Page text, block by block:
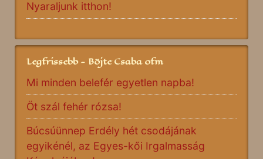
Nyaraljunk itthon!
Legfrissebb - Böjte Csaba ofm
Mi minden belefér egyetlen napba!
Öt szál fehér rózsa!
Búcsúünnep Erdély hét csodájának
egyikénél, az Egyes-kői Irgalmasság